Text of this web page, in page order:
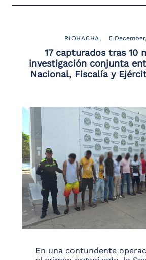
RIOHACHA 5
17 capturados tras 10
investigación conjunta
Nacional, Fiscalía y
En una contundente